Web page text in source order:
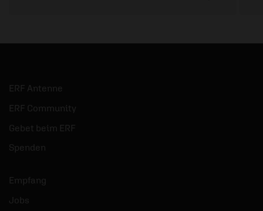
ERF Antenne
ERF Community
Gebet beim ERF
Spenden
Empfang
Jobs